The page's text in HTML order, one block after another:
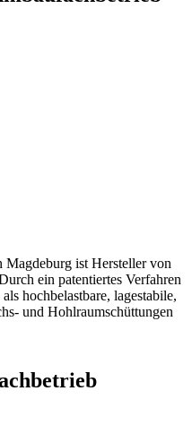
ist Hersteller von
ein patentiertes Verfahren
hochbelastbare, lagestabile,
und Hohlraumschüttungen